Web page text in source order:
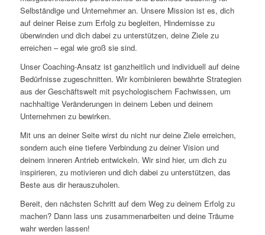
Selbständige und Unternehmer an. Unsere Mission ist es, dich
auf deiner Reise zum Erfolg zu begleiten, Hindernisse zu
überwinden und dich dabei zu unterstützen, deine Ziele zu
erreichen – egal wie groß sie sind.
Unser Coaching-Ansatz ist ganzheitlich und individuell auf deine
Bedürfnisse zugeschnitten. Wir kombinieren bewährte Strategien
aus der Geschäftswelt mit psychologischem Fachwissen, um
nachhaltige Veränderungen in deinem Leben und deinem
Unternehmen zu bewirken.
Mit uns an deiner Seite wirst du nicht nur deine Ziele erreichen,
sondern auch eine tiefere Verbindung zu deiner Vision und
deinem inneren Antrieb entwickeln. Wir sind hier, um dich zu
inspirieren, zu motivieren und dich dabei zu unterstützen, das
Beste aus dir herauszuholen.
Bereit, den nächsten Schritt auf dem Weg zu deinem Erfolg zu
machen? Dann lass uns zusammenarbeiten und deine Träume
wahr werden lassen!